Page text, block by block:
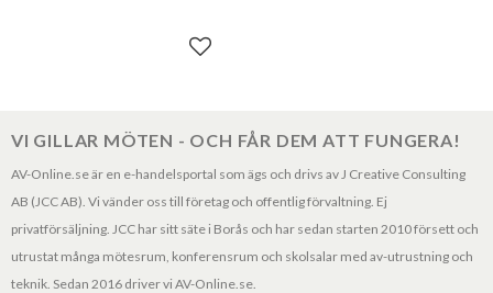
Lägg till i favoriter
VI GILLAR MÖTEN - OCH FÅR DEM ATT FUNGERA!
AV-Online.se är en e-handelsportal som ägs och drivs av J Creative Consulting
AB (JCC AB). Vi vänder oss till företag och offentlig förvaltning. Ej
privatförsäljning. JCC har sitt säte i Borås och har sedan starten 2010 försett och
utrustat många mötesrum, konferensrum och skolsalar med av-utrustning och
teknik. Sedan 2016 driver vi AV-Online.se.